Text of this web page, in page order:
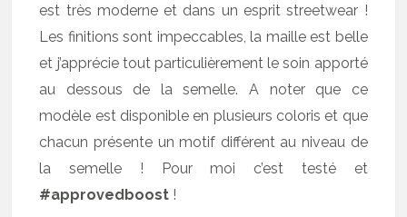
est très moderne et dans un esprit streetwear !
Les finitions sont impeccables, la maille est belle
et j’apprécie tout particulièrement le soin apporté
au dessous de la semelle. A noter que ce
modèle est disponible en plusieurs coloris et que
chacun présente un motif différent au niveau de
la semelle ! Pour moi c’est testé et
#approvedboost !